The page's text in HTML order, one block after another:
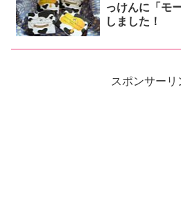
っけんに「モ
しました！
スポンサーリ